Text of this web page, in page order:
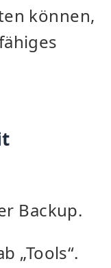
können,
Backup.
„Tools“.